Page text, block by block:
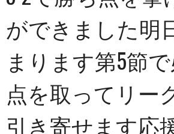
ができました明
まります第5節
点を取ってリー
引き寄せます︎応